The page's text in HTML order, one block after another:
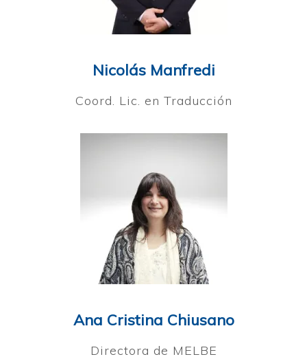
Nicolás Manfredi
Coord. Lic. en Traducción
Ana Cristina Chiusano
Directora de MELBE